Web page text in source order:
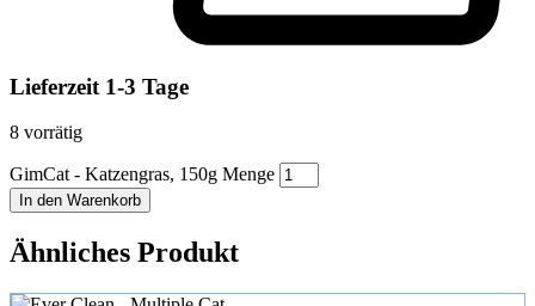
Lieferzeit 1-3 Tage
8 vorrätig
GimCat - Katzengras, 150g Menge
In den Warenkorb
Ähnliches Produkt